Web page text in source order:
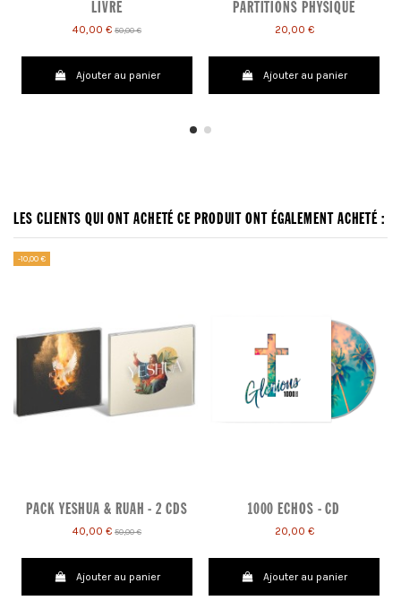
LIVRE
40,00 € 50,00 €
Ajouter au panier
PARTITIONS PHYSIQUE
20,00 €
Ajouter au panier
LES CLIENTS QUI ONT ACHETÉ CE PRODUIT ONT ÉGALEMENT ACHETÉ :
-10,00 €
PACK YESHUA & RUAH - 2 CDS
40,00 € 50,00 €
Ajouter au panier
1000 ECHOS - CD
20,00 €
Ajouter au panier